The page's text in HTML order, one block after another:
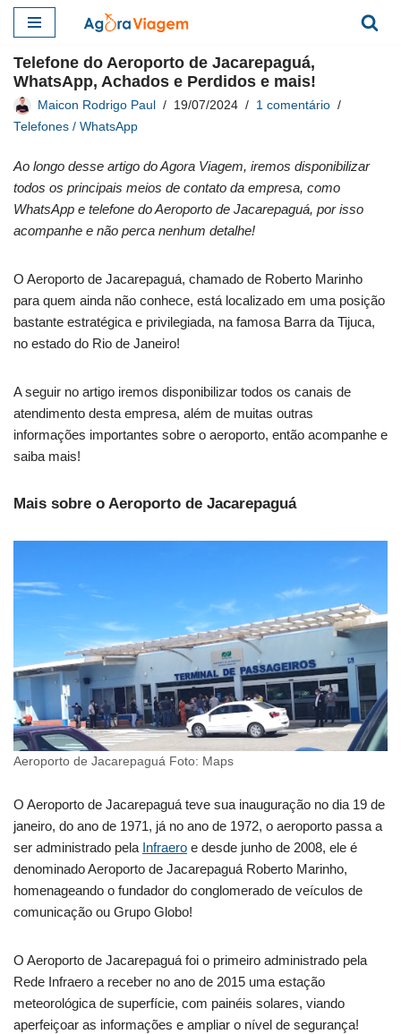
para
o
conteúdo
Telefone do Aeroporto de Jacarepaguá,
WhatsApp, Achados e Perdidos e mais!
Maicon Rodrigo Paul 19/07/2024
1 comentário
Telefones / WhatsApp
Ao longo desse artigo do Agora Viagem, iremos disponibilizar
todos os principais meios de contato da empresa, como
WhatsApp e telefone do Aeroporto de Jacarepaguá, por isso
acompanhe e não perca nenhum detalhe!
O Aeroporto de Jacarepaguá, chamado de Roberto Marinho
para quem ainda não conhece, está localizado em uma posição
bastante estratégica e privilegiada, na famosa Barra da Tijuca,
no estado do Rio de Janeiro!
A seguir no artigo iremos disponibilizar todos os canais de
atendimento desta empresa, além de muitas outras
informações importantes sobre o aeroporto, então acompanhe e
saiba mais!
Mais sobre o Aeroporto de Jacarepaguá
Aeroporto de Jacarepaguá Foto: Maps
O Aeroporto de Jacarepaguá teve sua inauguração no dia 19 de
janeiro, do ano de 1971, já no ano de 1972, o aeroporto passa a
ser administrado pela Infraero e desde junho de 2008, ele é
denominado Aeroporto de Jacarepaguá Roberto Marinho,
homenageando o fundador do conglomerado de veículos de
comunicação ou Grupo Globo!
O Aeroporto de Jacarepaguá foi o primeiro administrado pela
Rede Infraero a receber no ano de 2015 uma estação
meteorológica de superfície, com painéis solares, viando
aperfeiçoar as informações e ampliar o nível de segurança!